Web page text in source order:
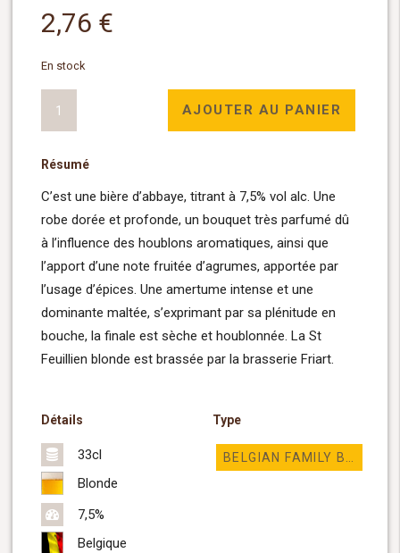
2,76 €
En stock
Feuillien
Blonde
33cl
AJOUTER AU PANIER
Résumé
C’est une bière d’abbaye, titrant à 7,5% vol alc. Une
robe dorée et profonde, un bouquet très parfumé dû
à l’influence des houblons aromatiques, ainsi que
l’apport d’une note fruitée d’agrumes, apportée par
l’usage d’épices. Une amertume intense et une
dominante maltée, s’exprimant par sa plénitude en
bouche, la finale est sèche et houblonnée. La St
Feuillien blonde est brassée par la brasserie Friart.
Détails
33cl
Blonde
7,5%
Belgique
Type
BELGIAN FAMILY BREWERS